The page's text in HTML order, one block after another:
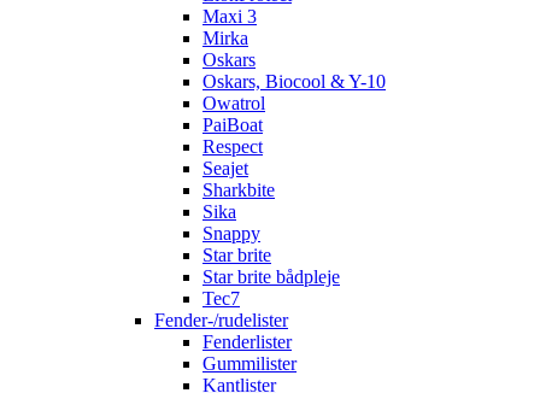
Maxi 3
Mirka
Oskars
Oskars, Biocool & Y-10
Owatrol
PaiBoat
Respect
Seajet
Sharkbite
Sika
Snappy
Star brite
Star brite bådpleje
Tec7
Fender-/rudelister
Fenderlister
Gummilister
Kantlister